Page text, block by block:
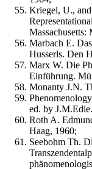
Kriegel, U.,
Massachusetts:
Marbach E.
Husserls. Den
Marx W. Die
Einführung.
Monanty J.N.
ed. by
Roth A.
Haag, 1960;
Seebohm Th.